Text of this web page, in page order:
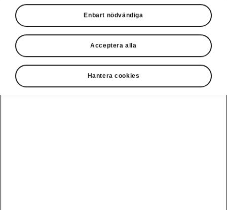
Enbart nödvändiga
Acceptera alla
Hantera cookies